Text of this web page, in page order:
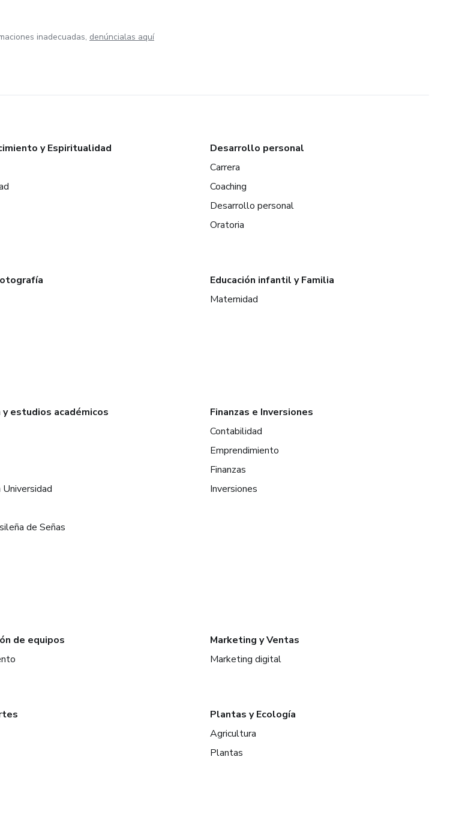
inadecuadas, denúncialas aquí
y Espiritualidad
Desarrollo personal
Carrera
Coaching
Desarrollo personal
Oratoria
Educación infantil y Familia
Maternidad
y estudios académicos
de Señas
Finanzas e Inversiones
Contabilidad
Emprendimiento
Finanzas
Inversiones
de equipos
Marketing y Ventas
Marketing digital
Plantas y Ecología
Agricultura
Plantas